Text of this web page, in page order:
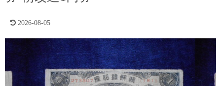
2026-08-05